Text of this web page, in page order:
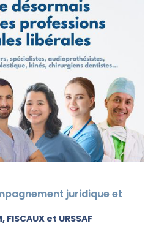
juridique et
et URSSAF